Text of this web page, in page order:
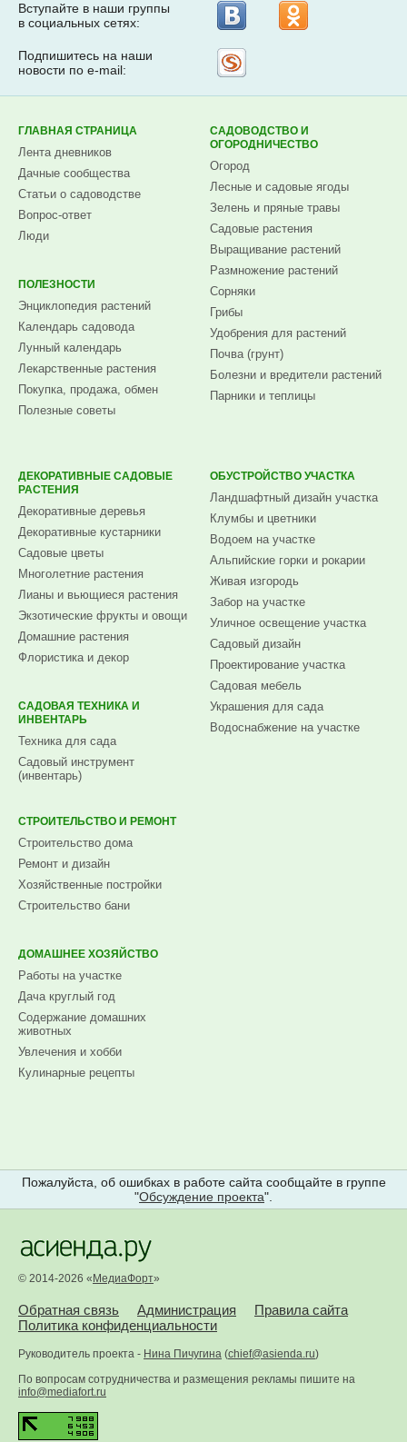
Вступайте в наши группы
в социальных сетях:
Подпишитесь на наши
новости по e-mail:
ГЛАВНАЯ СТРАНИЦА
Лента дневников
Дачные сообщества
Статьи о садоводстве
Вопрос-ответ
Люди
ПОЛЕЗНОСТИ
Энциклопедия растений
Календарь садовода
Лунный календарь
Лекарственные растения
Покупка, продажа, обмен
Полезные советы
САДОВОДСТВО И
ОГОРОДНИЧЕСТВО
Огород
Лесные и садовые ягоды
Зелень и пряные травы
Садовые растения
Выращивание растений
Размножение растений
Сорняки
Грибы
Удобрения для растений
Почва (грунт)
Болезни и вредители растений
Парники и теплицы
ДЕКОРАТИВНЫЕ САДОВЫЕ
РАСТЕНИЯ
Декоративные деревья
Декоративные кустарники
Садовые цветы
Многолетние растения
Лианы и вьющиеся растения
Экзотические фрукты и овощи
Домашние растения
Флористика и декор
САДОВАЯ ТЕХНИКА И
ИНВЕНТАРЬ
Техника для сада
Садовый инструмент
(инвентарь)
ОБУСТРОЙСТВО УЧАСТКА
Ландшафтный дизайн участка
Клумбы и цветники
Водоем на участке
Альпийские горки и рокарии
Живая изгородь
Забор на участке
Уличное освещение участка
Садовый дизайн
Проектирование участка
Садовая мебель
Украшения для сада
Водоснабжение на участке
СТРОИТЕЛЬСТВО И РЕМОНТ
Строительство дома
Ремонт и дизайн
Хозяйственные постройки
Строительство бани
ДОМАШНЕЕ ХОЗЯЙСТВО
Работы на участке
Дача круглый год
Содержание домашних
животных
Увлечения и хобби
Кулинарные рецепты
Пожалуйста, об ошибках в работе сайта сообщайте в группе
"Обсуждение проекта".
© 2014-2026 « МедиаФорт»
Обратная связь Администрация
Правила сайта
Политика конфиденциальности
Руководитель проекта - Нина Пичугина (chief@asienda.ru)
По вопросам сотрудничества и размещения рекламы пишите на
info@mediafort.ru